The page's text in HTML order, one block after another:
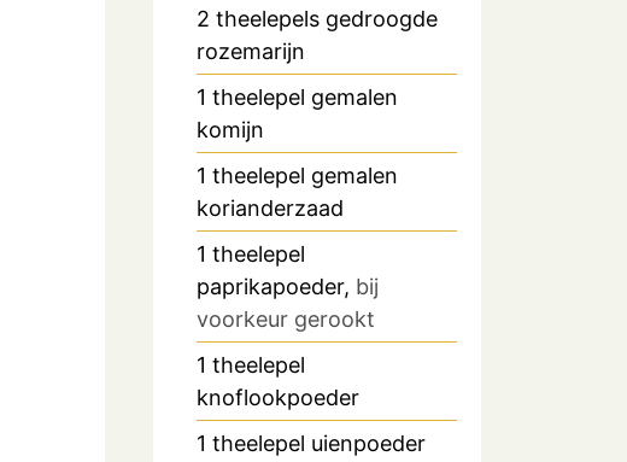
2 theelepels gedroogde
rozemarijn
1 theelepel gemalen
komijn
1 theelepel gemalen
korianderzaad
1 theelepel
paprikapoeder, bij
voorkeur gerookt
1 theelepel
knoflookpoeder
1 theelepel uienpoeder